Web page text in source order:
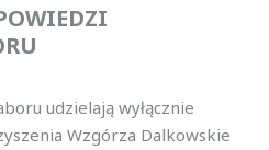
udzielają wyłącznie
Wzgórza Dalkowskie